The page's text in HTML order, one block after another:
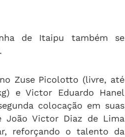
de Itaipu também se
Zuse Picolotto (livre, até
e Victor Eduardo Hanel
colocação em suas
João Victor Diaz de Lima
reforçando o talento da